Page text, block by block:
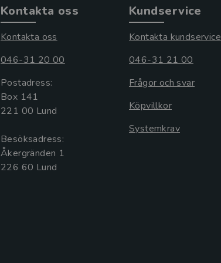
Kontakta oss
Kontakta oss
046-31 20 00
Postadress:
Box 141
221 00 Lund
Besöksadress:
Åkergränden 1
Kundservice
Kontakta kundservice
046-31 21 00
Frågor och svar
Köpvillkor
Systemkrav